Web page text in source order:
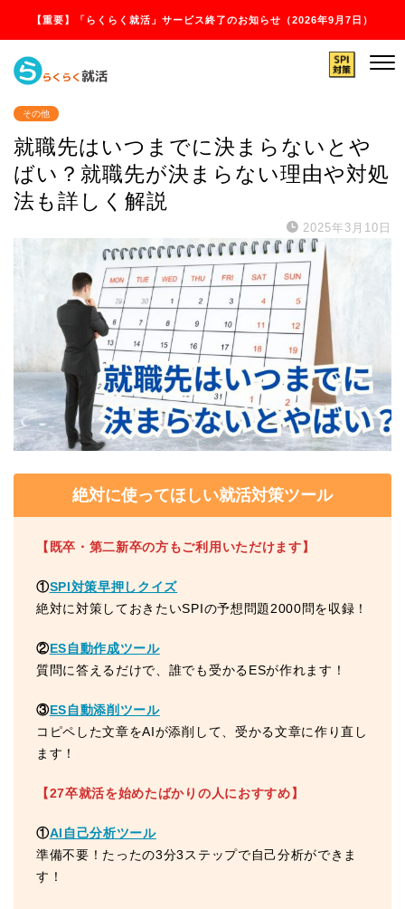
【重要】「らくらく就活」サービス終了のお知らせ（2026年9月7日）
その他
就職先はいつまでに決まらないとや
ばい？就職先が決まらない理由や対処
法も詳しく解説
2025年3月10日
絶対に使ってほしい就活対策ツール
【既卒・第二新卒の方もご利用いただけます】
①SPI対策早押しクイズ
絶対に対策しておきたいSPIの予想問題2000問を収録！
②ES自動作成ツール
質問に答えるだけで、誰でも受かるESが作れます！
③ES自動添削ツール
コピペした文章をAIが添削して、受かる文章に作り直し
ます！
【27卒就活を始めたばかりの人におすすめ】
①AI自己分析ツール
準備不要！たったの3分3ステップで自己分析ができま
す！